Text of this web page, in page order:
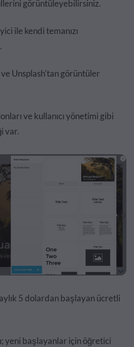
görüntüleyebilirsiniz.
ile kendi temanızı
Unsplash'tan görüntüler
ve kullanıcı yönetimi gibi
var.
aylık 5 dolardan başlayan ücretli
yeni başlayanlar için öğretici